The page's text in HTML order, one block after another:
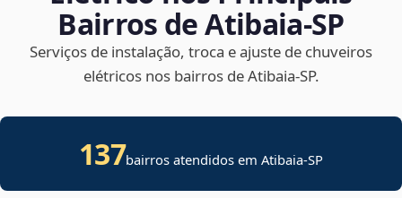
Bairros de Atibaia‑SP
Serviços de instalação, troca e ajuste de chuveiros
elétricos nos bairros de Atibaia‑SP.
137bairros atendidos em Atibaia-SP